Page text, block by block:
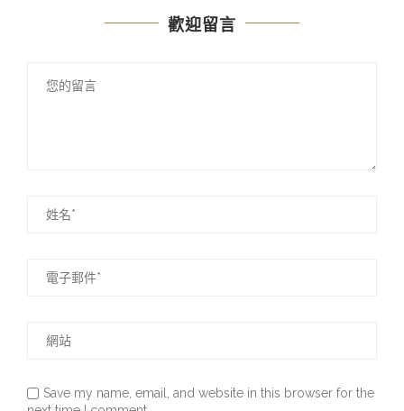
歡迎留言
Save my name, email, and website in this browser for the